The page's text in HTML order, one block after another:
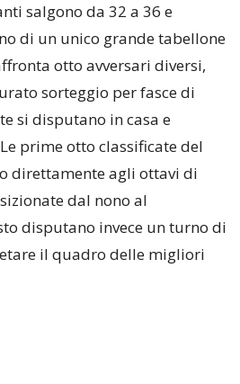
salgono da 32 a 36 e
di un unico grande tabellone
otto avversari diversi,
sorteggio per fasce di
si disputano in casa e
prime otto classificate del
direttamente agli ottavi di
dal nono al
disputano invece un turno di
il quadro delle migliori